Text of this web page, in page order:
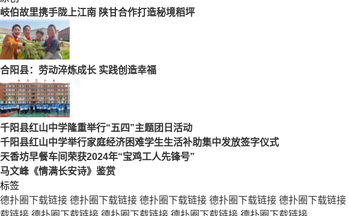
岐伯故里携手陇上江南 陕甘合作打造秘境稻坪
合阳县：劳动淬炼成长 实践创造幸福
千阳县红山中学隆重举行“五四”主题团日活动
千阳县红山中学举行家庭经济困难学生生活补助集中发放签字仪式
天香坊早餐车间荣获2024年“宝鸡工人先锋号”
马文峰《情满长安诗》鉴赏
标签
德扑圈下载链接 德扑圈下载链接 德扑圈下载链接 德扑圈下载链接 德扑圈下载链接